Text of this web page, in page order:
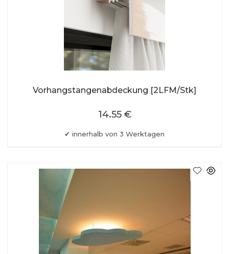
Vorhangstangenabdeckung [2LFM/Stk]
innerhalb von 3 Werktagen
14.55 €